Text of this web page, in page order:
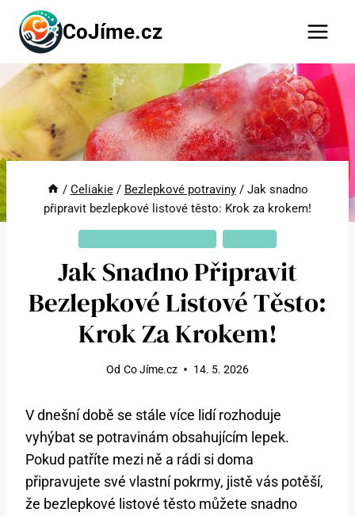
Přeskočit
obsah
CoJíme.cz
/ Celiakie / Bezlepkové potraviny / Jak snadno
připravit bezlepkové listové těsto: Krok za krokem!
Jak Snadno Připravit
Bezlepkové Listové Těsto:
Krok Za Krokem!
Od Co Jíme.cz 14. 5. 2026
V dnešní době se stále více lidí rozhoduje
vyhýbat se potravinám obsahujícím lepek.
Pokud patříte mezi ně a rádi si doma
připravujete své vlastní pokrmy, jistě vás potěší,
že bezlepkové listové těsto můžete snadno